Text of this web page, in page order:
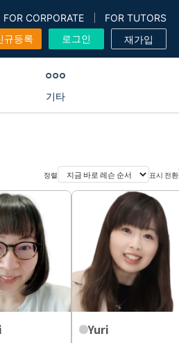
FOR CORPORATE
FOR TUTORS
규등록
로그인 재가입
기타
정렬 표시 전환
Yuri